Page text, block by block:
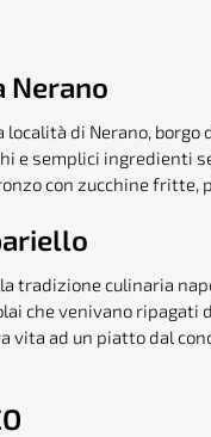
Nerano
località di Nerano,
e semplici
con zucchine fritte,
tradizione culinaria
che venivano ripagati
vita ad un piatto dal